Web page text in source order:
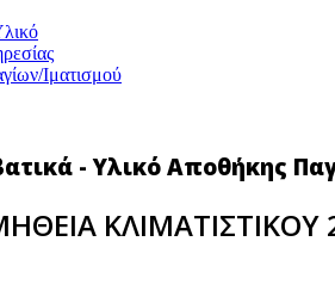
Ιματισμού
- Υλικό Αποθήκης
ΚΛΙΜΑΤΙΣΤΙΚΟΥ